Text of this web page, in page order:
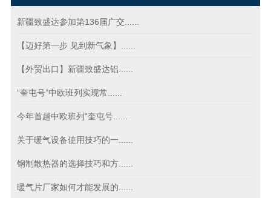
新疆致盛达参加第136届广交......
【迈好第一步 见到新气象】......
【外贸出口】新疆致盛达铝......
“奎屯号”中欧班列实现常......
今年首趟中欧班列“奎屯号......
关于暖气设备使用技巧的一......
钢制散热器的选择技巧和方......
暖气片厂家如何才能发展的......